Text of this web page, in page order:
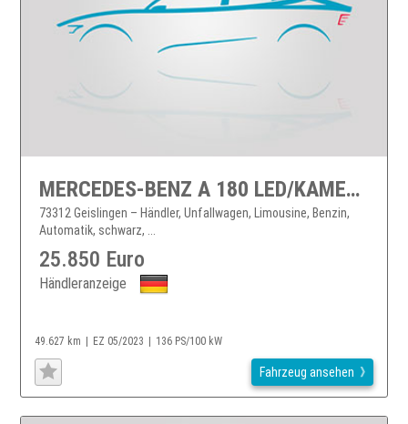
MERCEDES-BENZ A 180 LED/KAMERA/SHZ/NAVI
73312 Geislingen – Händler, Unfallwagen, Limousine, Benzin,
Automatik, schwarz, ...
25.850 Euro
Händleranzeige
49.627 km EZ 05/2023 136 PS/100 kW
Fahrzeug ansehen